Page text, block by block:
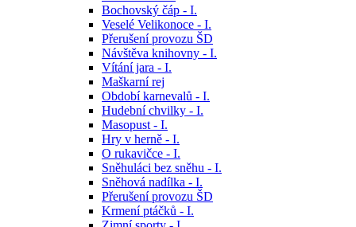
Bochovský čáp - I.
Veselé Velikonoce - I.
Přerušení provozu ŠD
Návštěva knihovny - I.
Vítání jara - I.
Maškarní rej
Období karnevalů - I.
Hudební chvilky - I.
Masopust - I.
Hry v herně - I.
O rukavičce - I.
Sněhuláci bez sněhu - I.
Sněhová nadílka - I.
Přerušení provozu ŠD
Krmení ptáčků - I.